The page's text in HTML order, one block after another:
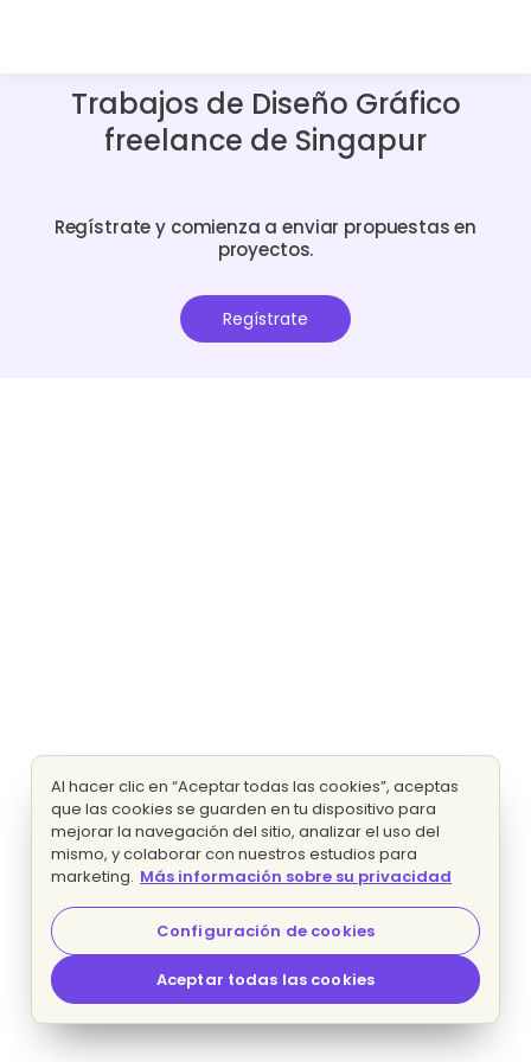
Trabajos de Diseño Gráfico
freelance de Singapur
Regístrate y comienza a enviar propuestas en
proyectos.
Regístrate
Al hacer clic en “Aceptar todas las cookies”, aceptas
que las cookies se guarden en tu dispositivo para
mejorar la navegación del sitio, analizar el uso del
mismo, y colaborar con nuestros estudios para
marketing. Más información sobre su privacidad
Configuración de cookies
Aceptar todas las cookies